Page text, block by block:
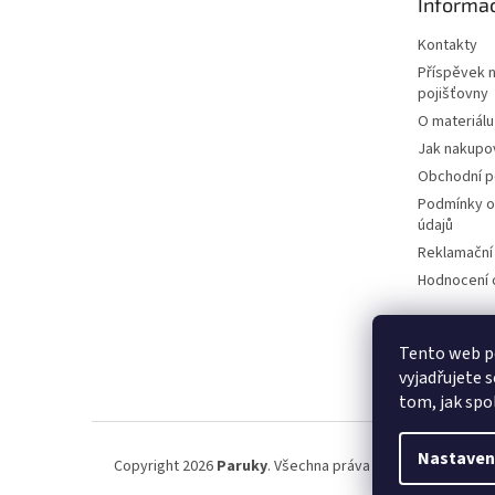
Tento web
vyjadřujete
tom, jak
Kontakty
Příspěvek
pojišťovny
O materiálu
Jak
Obchodní
Podmínky
údajů
Hodnocení
Copyright 2026 Paruky. Všechna práva vyhrazena.